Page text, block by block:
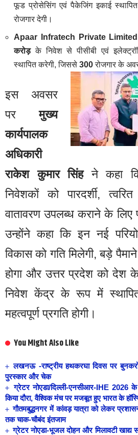
फूड प्रोसेसिंग एवं पैकेजिंग इकाई
रोजगार देगी।
Apaar Infratech Private Limited
करोड़के निवेश से पीसीबी एवं
स्थापित करेगी, जिससे 300रोजगार के
इस अवसर
परमुख्य
कार्यपालक
अधिकारी
राकेश कुमार सिंहने कहा कि
निवेशकों को पारदर्शी,
वातावरण उपलब्ध कराने के लिए
उन्होंने कहा कि इन नई
विकास को गति मिलेगी, बड़े
होगा और उत्तर प्रदेश को देश के
निवेश केंद्र के रूप में
महत्वपूर्ण प्रगति होगी।
You Might Also Like
लखनऊ -राष्ट्रीय हथकरघा दिवस पर
पुरस्कार और चेक
ग्रेटर नोएडा/दिल्ली-एनसीआर-IHE 2026
किया दौरा, वैश्विक मंच पर मजबूत हुए भारत के
गौतमबुद्धनगर में कांवड़ यात्रा को लेकर
तक चाक-चौबंद इंतजाम
ग्रेटर नोएडा-भूजल दोहन और मिलावटी खाद्य